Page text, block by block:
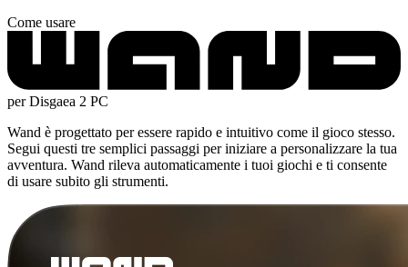
Come usare
per Disgaea 2 PC
Wand è progettato per essere rapido e intuitivo come il gioco stesso.
Segui questi tre semplici passaggi per iniziare a personalizzare la tua
avventura. Wand rileva automaticamente i tuoi giochi e ti consente
di usare subito gli strumenti.